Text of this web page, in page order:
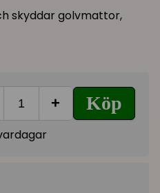
skyddar golvmattor,
+ Köp